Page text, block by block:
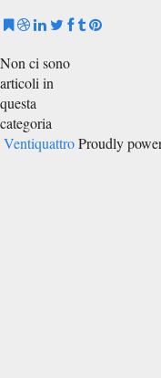
Non ci sono
articoli in
questa
categoria
Ventiquattro Proudly